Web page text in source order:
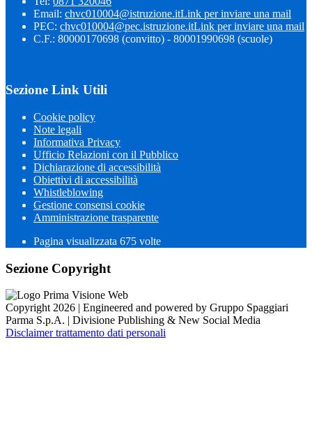
Email: chvc010004@istruzione.itLink per inviare una mail
PEC: chvc010004@pec.istruzione.itLink per inviare una mail
C.F.: 80000170698 (convitto) - 80001990698 (scuole)
Sezione Link Utili
Cookie policy
Note legali
Informativa Privacy
Ufficio Relazioni con il Pubblico
Dichiarazione di accessibilità
Obiettivi di accessibilità
Whistleblowing
Gestione consensi cookie
Amministrazione trasparente
Pagina visualizzata 675 volte
Sezione Copyright
Copyright 2026 | Engineered and powered by Gruppo Spaggiari
Parma S.p.A. | Divisione Publishing & New Social Media
Disclaimer trattamento dati personali